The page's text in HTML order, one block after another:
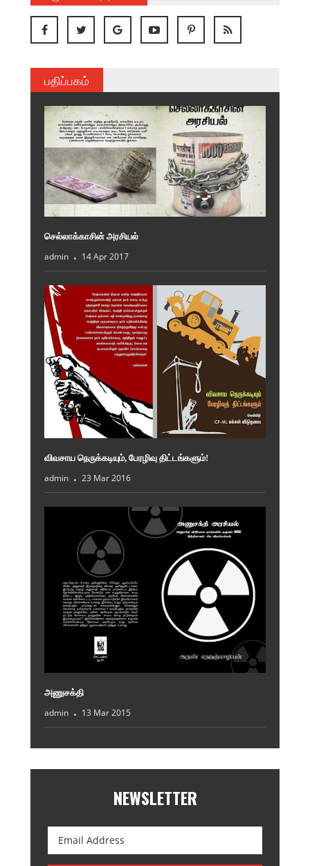
பதிப்பகம்
செல்லாக்காசின் அரசியல்
admin 14 Apr 2017
விவசாய நெருக்கடியும், பேரழிவு திட்டங்களும்!
admin 23 Mar 2016
அணுசக்தி
admin 13 Mar 2015
NEWSLETTER